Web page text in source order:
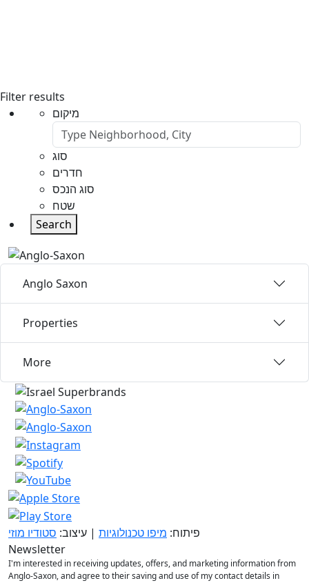
Filter results
מיקום
סוג
חדרים
סוג הנכס
שטח
Search
Anglo Saxon
Properties
More
פיתוח: מיפו טכנולוגיות | עיצוב: סטודיו מוזי
Newsletter
I'm interested in receiving updates, offers, and marketing information from
Anglo-Saxon, and agree to their saving and use of my contact details in